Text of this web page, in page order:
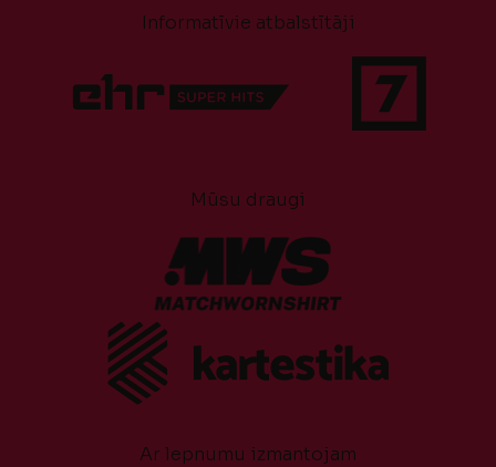
Informatīvie atbalstītāji
Mūsu draugi
Ar lepnumu izmantojam